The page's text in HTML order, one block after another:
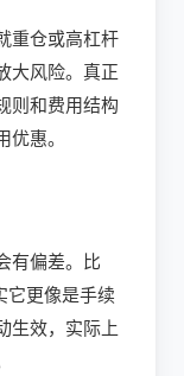
重仓或高杠杆
大风险。真正
则和费用结构
惠。
有偏差。比
它更像是手续
生效，实际上